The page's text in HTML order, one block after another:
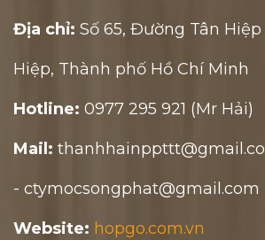
Địa chỉ: Số 65, Đường Tân Hiệp
Hiệp, Thành phố Hồ Chí Minh
Hotline: 0977 295 921 (Mr Hải)
Mail:
- ctymocsongphat@gmail.com
Website: hopgo.com.vn